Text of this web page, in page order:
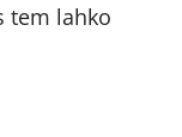
tem lahko